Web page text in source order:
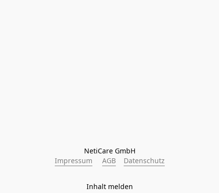
NetiCare GmbH
Impressum
AGB Datenschutz
Inhalt melden